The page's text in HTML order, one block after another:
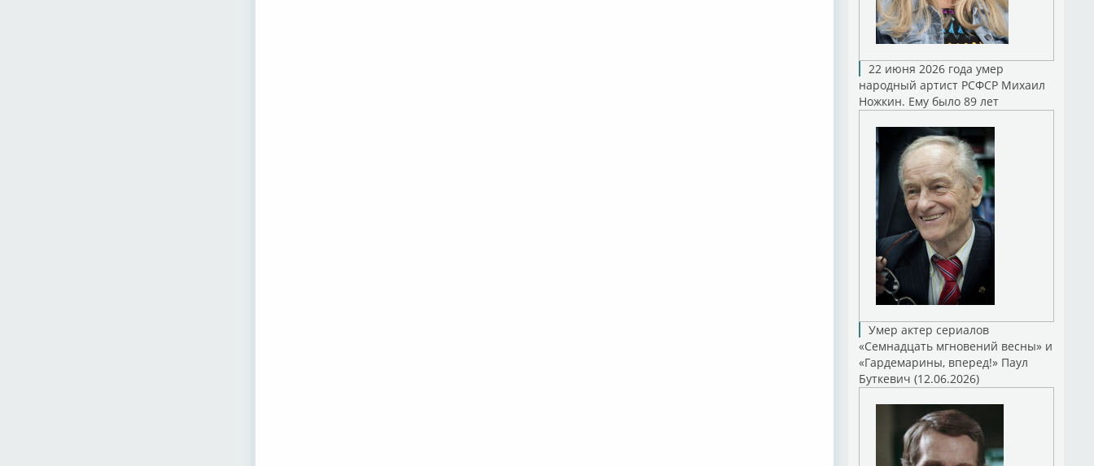
22 июня 2026 года умер
народный артист РСФСР Михаил
Ножкин. Ему было 89 лет
Умер актер сериалов
«Семнадцать мгновений весны» и
«Гардемарины, вперед!» Паул
Буткевич (12.06.2026)